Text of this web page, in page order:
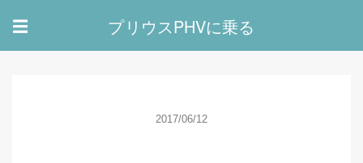
☰ プリウスPHVに乗る
2017/06/12